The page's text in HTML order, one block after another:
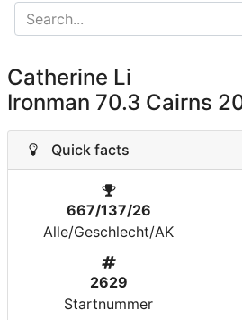
Catherine Li
Ironman 70.3 Cairns
Quick facts
667/137/26
Alle/Geschlecht/AK
2629
Startnummer